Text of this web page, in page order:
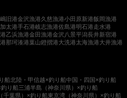
旧港金沢漁港久慈漁港小田原新港飯岡漁港
加太港手石港岐志漁港佐島港明石港走水港
乙浜漁港金田漁港金沢八景平潟長井新宿港
那珂湊港葉山鐙摺港大洗港太海漁港大井漁港
船北陸・甲信越×釣り船中国・四国×釣り船
り船三浦半島（神奈川県）×釣り船
千葉県）×釣り船東京湾（神奈川県）×釣り船